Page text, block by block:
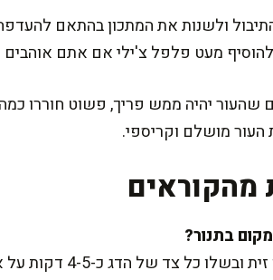
ולשנות את המתכון בהתאם
להוסיף מעט פלפל צ'ילי אם אתם אוהבים
יהיה ממש פריך, פשוט חוררו כמה
מושלם וקריספי.
מהקוראים
בוודאי! פשוט חממו